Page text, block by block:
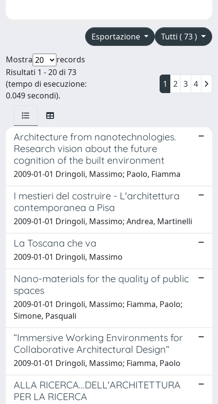
Tutti ( 73 )
Esportazione
Mostra
records
Risultati 1 - 20 di 73
(tempo di esecuzione:
0.049 secondi).
1 2 3 4
Architecture from nanotechnologies.
Research vision about the future
cognition of the built environment
2009-01-01 Dringoli, Massimo; Paolo, Fiamma
I mestieri del costruire - L'architettura
contemporanea a Pisa
2009-01-01 Dringoli, Massimo; Andrea, Martinelli
La Toscana che va
2009-01-01 Dringoli, Massimo
Nano-materials for the quality of public
spaces
2009-01-01 Dringoli, Massimo; Fiamma, Paolo;
Simone, Pasquali
“Immersive Working Environments for
Collaborative Architectural Design“
2009-01-01 Dringoli, Massimo; Fiamma, Paolo
ALLA RICERCA...DELL'ARCHITETTURA
PER LA RICERCA